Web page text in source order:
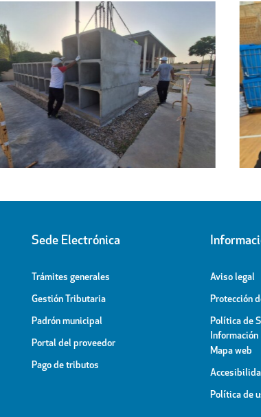
Regresa a sus hogares el centenar
de personas acogidas en el
Pabellón Cubierto
Sede Electrónica
Trámites generales
Gestión Tributaria
Padrón municipal
Portal del proveedor
Pago de tributos
Aviso legal
Protección
Política de
Información
Mapa web
Política de